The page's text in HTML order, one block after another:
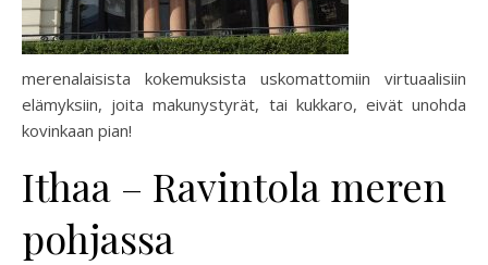
merenalaisista kokemuksista uskomattomiin virtuaalisiin
elämyksiin, joita makunystyrät, tai kukkaro, eivät unohda
kovinkaan pian!
Ithaa – Ravintola meren
pohjassa